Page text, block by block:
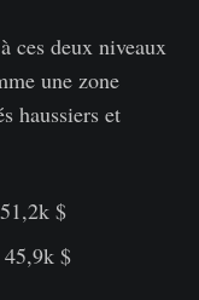
ces deux niveaux
une zone
haussiers et
$
$